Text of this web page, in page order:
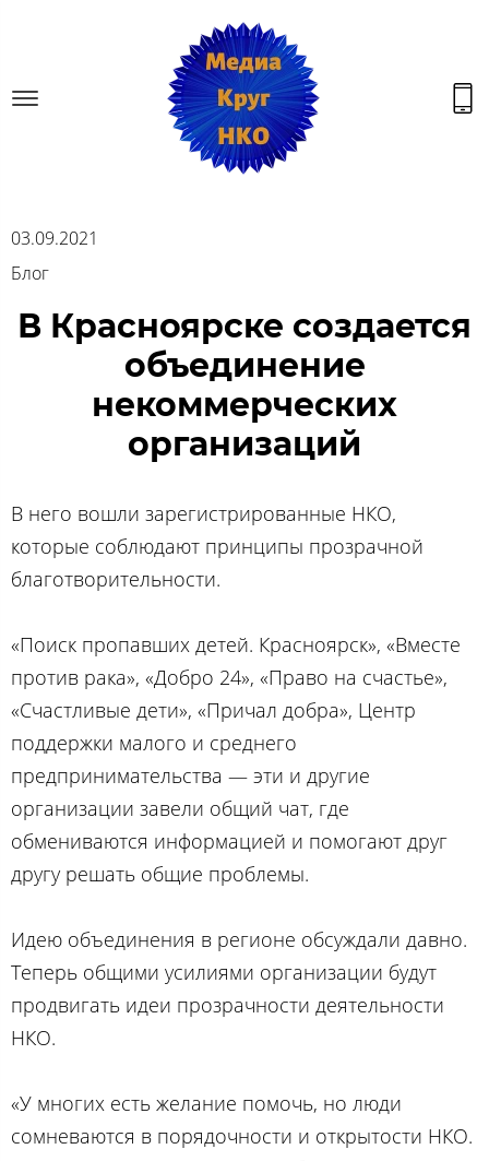
03.09.2021
Блог
В Красноярске создается
объединение
некоммерческих
организаций
В него вошли зарегистрированные НКО,
которые соблюдают принципы прозрачной
благотворительности.
«Поиск пропавших детей. Красноярск», «Вместе
против рака», «Добро 24», «Право на счастье»,
«Счастливые дети», «Причал добра», Центр
поддержки малого и среднего
предпринимательства — эти и другие
организации завели общий чат, где
обмениваются информацией и помогают друг
другу решать общие проблемы.
Идею объединения в регионе обсуждали давно.
Теперь общими усилиями организации будут
продвигать идеи прозрачности деятельности
НКО.
«У многих есть желание помочь, но люди
сомневаются в порядочности и открытости НКО.